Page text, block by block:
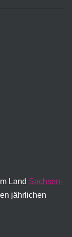
Land Sachsen-
jährlichen